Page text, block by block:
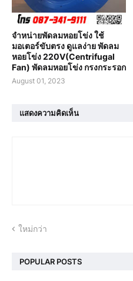
จำหน่ายพัดลมหอยโข่ง ใช้
มอเตอร์ขับตรง ดูแลง่าย พัดลม
หอยโข่ง 220V(Centrifugal
Fan) พัดลมหอยโข่ง กรงกระรอก
August 01, 2023
แสดงความคิดเห็น
ใหม่กว่า
POPULAR POSTS